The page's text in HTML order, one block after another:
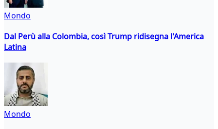
Mondo
Dal Perù alla Colombia, così Trump ridisegna l'America
Latina
Mondo